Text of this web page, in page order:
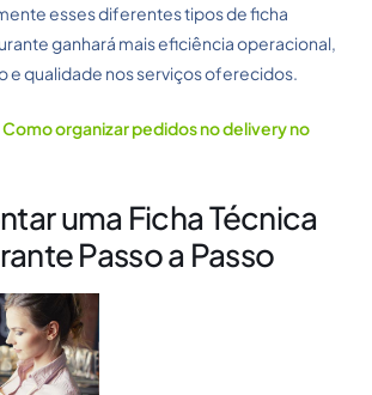
esses diferentes tipos de ficha
ganhará mais eficiência operacional,
e qualidade nos serviços oferecidos.
Como organizar pedidos no delivery no
uma Ficha Técnica
Passo a Passo